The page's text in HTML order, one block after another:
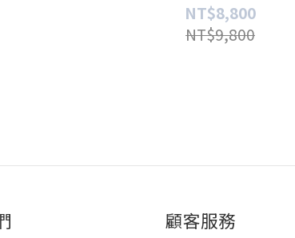
NT$8,800
NT$9,800
顧客服務